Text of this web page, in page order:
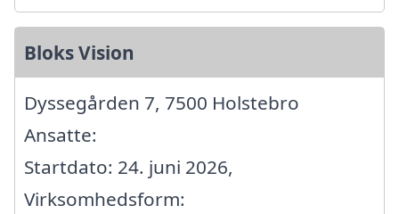
Bloks Vision
Dyssegården 7, 7500 Holstebro
Ansatte:
Startdato: 24. juni 2026,
Virksomhedsform: